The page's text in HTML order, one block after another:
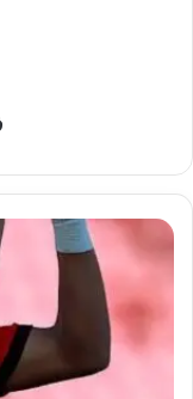
الأهلي
متقدمة